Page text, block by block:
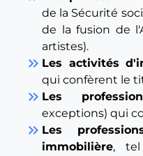
de la Sécurité
de la fusion de
artistes).
keyboard_double_arrow_right Les activités
qui confèrent le
keyboard_double_arrow_right Les
exceptions) qui
keyboard_double_arrow_right Les
immobilière, tel